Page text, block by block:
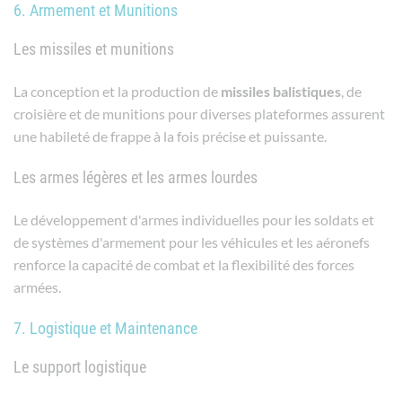
6. Armement et Munitions
Les missiles et munitions
La conception et la production de missiles balistiques, de
croisière et de munitions pour diverses plateformes assurent
une habileté de frappe à la fois précise et puissante.
Les armes légères et les armes lourdes
Le développement d'armes individuelles pour les soldats et
de systèmes d'armement pour les véhicules et les aéronefs
renforce la capacité de combat et la flexibilité des forces
armées.
7. Logistique et Maintenance
Le support logistique